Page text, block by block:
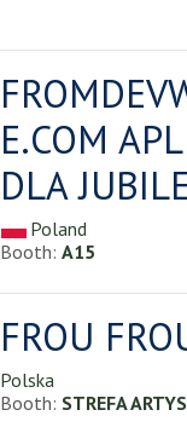
E.COM
DLA
Poland
Booth:A15
FROU
Polska
Booth: STREFA